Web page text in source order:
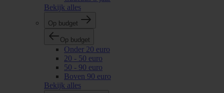
Bekijk alles
Op budget
Op budget
Onder 20 euro
20 - 50 euro
50 - 90 euro
Boven 90 euro
Bekijk alles